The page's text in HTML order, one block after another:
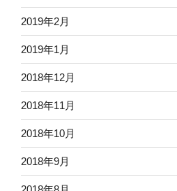
2019年2月
2019年1月
2018年12月
2018年11月
2018年10月
2018年9月